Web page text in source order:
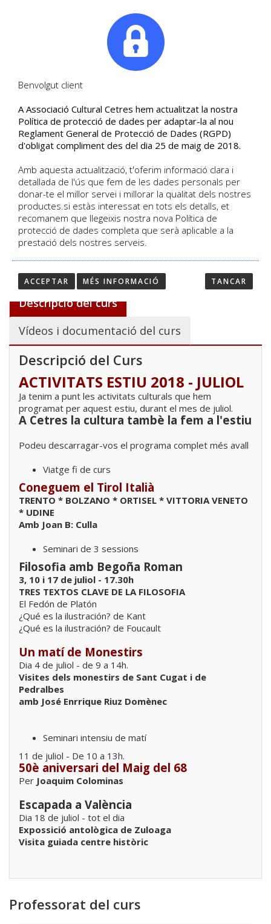
ACTIVITATS ESTIU 2018 -
JULIOL
DETALL DEL CURS
Begoña Roman | Data d'inici 07/2018
Català
Curs presencial | Sense places disponibles
HOME / CURSOS / ACTIVITATS ESTIU 2018 - JULIOL
Descripció del curs
Vídeos i documentació del curs
Descripció del Curs
ACTIVITATS ESTIU 2018 - JULIOL
Ja tenim a punt les activitats culturals que hem
programat per aquest estiu, durant el mes de juliol.
A Cetres la cultura tambè la fem a l'estiu
Podeu descarragar-vos el programa complet més avall
Viatge fi de curs
Coneguem el Tirol Italià
TRENTO * BOLZANO * ORTISEL * VITTORIA VENETO
* UDINE
Amb Joan B: Culla
Seminari de 3 sessions
Filosofia amb Begoña Roman
3, 10 i 17 de juliol - 17.30h
TRES TEXTOS CLAVE DE LA FILOSOFIA
El Fedón de Platón
¿Qué es la ilustración? de Kant
¿Qué es la ilustración? de Foucault
Un matí de Monestirs
Dia 4 de juliol - de 9 a 14h.
Visites dels monestirs de Sant Cugat i de
Pedralbes
amb José Enrrique Riuz Domènec
Seminari intensiu de matí
11 de juliol - De 10 a 13h.
50è aniversari del Maig del 68
Per Joaquim Colominas
Escapada a València
Dia 18 de juliol - tot el dia
Expossició antològica de Zuloaga
Visita guiada centre històric
Professorat del curs
Benvolgut client
A Associació Cultural Cetres hem actualitzat la nostra
Política de protecció de dades per adaptar-la al nou
Reglament General de Protecció de Dades (RGPD)
d'obligat compliment des del dia 25 de maig de 2018.
Amb aquesta actualització, t'oferim informació clara i
detallada de l'ús que fem de les dades personals per
donar-te el millor servei i millorar la qualitat dels nostres
productes.si estàs interessat en tots els detalls, et
recomanem que llegeixis nostra nova Política de
protecció de dades completa que serà aplicable a la
prestació dels nostres serveis.
ACCEPTAR MÉS INFORMACIÓ TANCAR